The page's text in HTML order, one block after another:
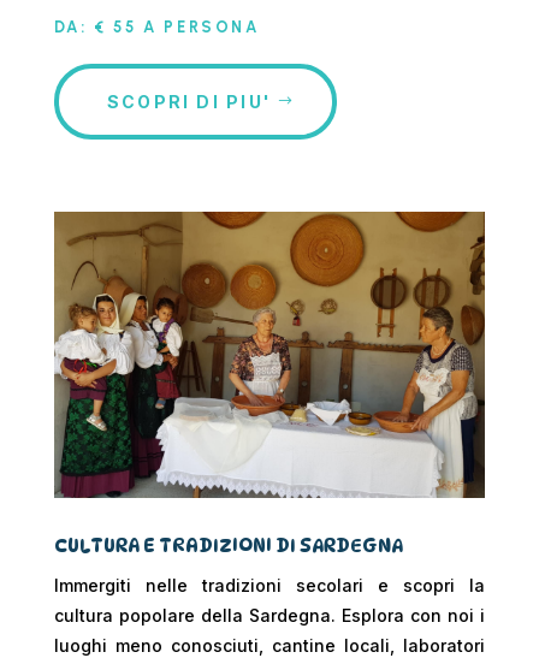
DA: € 55 A PERSONA
SCOPRI DI PIU'
CULTURA E TRADIZIONI DI SARDEGNA
Immergiti nelle tradizioni secolari e scopri la
cultura popolare della Sardegna. Esplora con noi i
luoghi meno conosciuti, cantine locali, laboratori